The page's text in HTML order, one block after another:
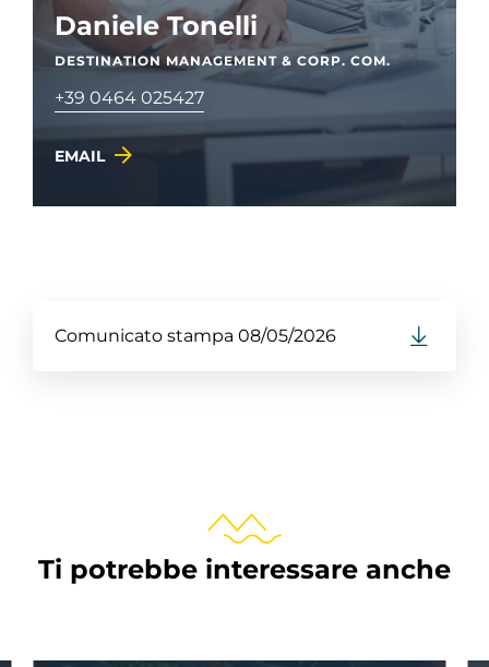
Daniele Tonelli
DESTINATION MANAGEMENT & CORP. COM.
+39 0464 025427
EMAIL
Comunicato stampa 08/05/2026
Ti potrebbe interessare anche